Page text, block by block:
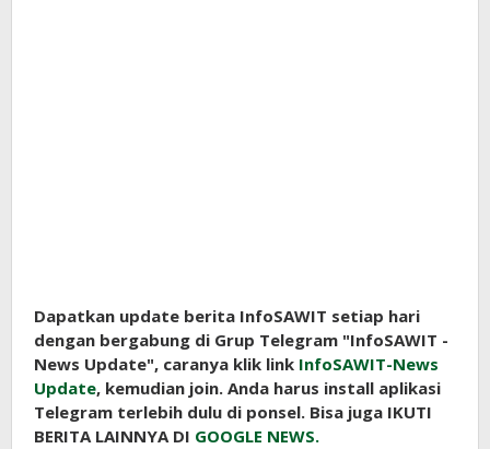
Dapatkan update berita InfoSAWIT setiap hari
dengan bergabung di Grup Telegram "InfoSAWIT -
News Update", caranya klik link InfoSAWIT-News
Update, kemudian join. Anda harus install aplikasi
Telegram terlebih dulu di ponsel. Bisa juga IKUTI
BERITA LAINNYA DI GOOGLE NEWS.